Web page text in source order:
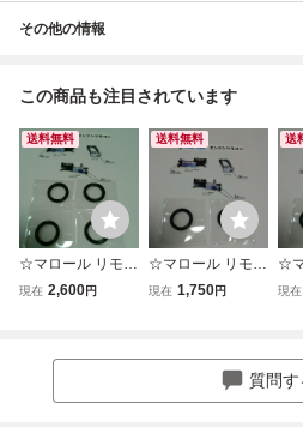
その他の情報
この商品も注目されています
送料無料
☆マロール リモコ
ン CH-22 MMR-2
現在 2,600円
送料無料
☆マロール リモコ
ン CH-22 MMR-2
現在 1,750円
送
☆
ン
☆
現在
質問す